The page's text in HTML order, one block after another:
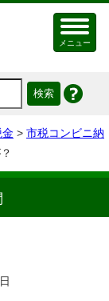
メニュー
> 市税コンビニ納